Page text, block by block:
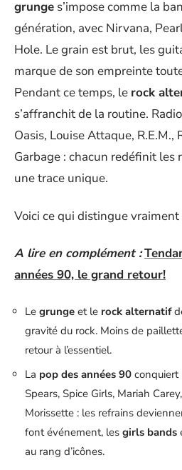
grunge s’impose comme la
génération, avec Nirvana,
Hole. Le grain est brut, les
marque de son empreinte
Pendant ce temps, le rock
s’affranchit de la routine.
Oasis, Louise Attaque, R.E.M.,
Garbage : chacun redéfinit les
une trace unique.
Voici ce qui distingue vraiment
A lire en complément :
années 90, le grand retour!
Le grunge et le rock alternatif
gravité du rock. Moins de
retour à l’essentiel.
La pop des années 90 conquiert
Spears, Spice Girls, Mariah
Morissette : les refrains
font événement, les girls bands
au rang d’icônes.